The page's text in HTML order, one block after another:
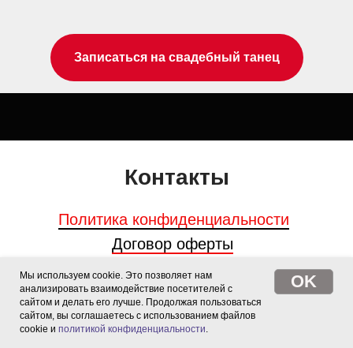
Мы используем cookie. Это позволяет нам
анализировать взаимодействие посетителей с
сайтом и делать его лучше. Продолжая пользоваться
сайтом, вы соглашаетесь с использованием файлов
cookie и политикой конфиденциальности.
OK
Записаться на свадебный танец
Контакты
Санкт-Петербург,
ул. Газовая, 10 Н, 2 этаж
Станция метро
Петроградская/ Чкаловская
Политика конфиденциальности
Договор оферты